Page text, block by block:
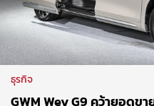
ธุรกิจ
GWM Wey G9 คว้ายอดข